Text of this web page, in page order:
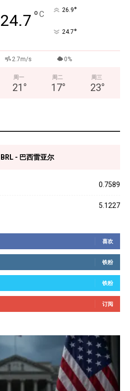
24.7 °C 26.9°
24.7°
2.7m/s 0%
周一
21 °
周二
17°
周三
23°
BRL - 巴西雷亚尔
0.7589
5.1227
喜欢
铁粉
铁粉
订阅